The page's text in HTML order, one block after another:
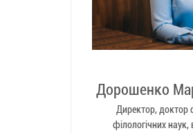
Дорошенко
Директор, доктор
філологічних наук,